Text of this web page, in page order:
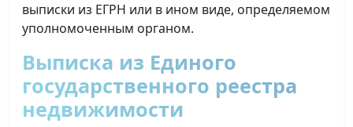
выписки из ЕГРН или в ином виде, определяемом
уполномоченным органом.
Выписка из Единого
государственного реестра
недвижимости